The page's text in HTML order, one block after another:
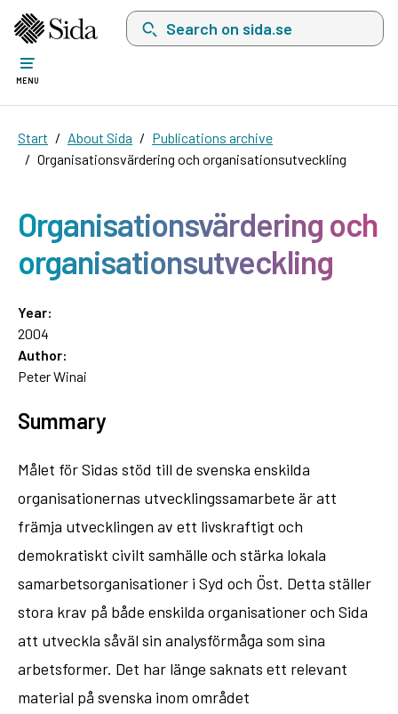
Search on sida.se, a list with search
MENU
Start About Sida
Publications archive
Organisationsvärdering och organisationsutveckling
Organisationsvärdering och
organisationsutveckling
Year:
2004
Author:
Peter Winai
Summary
Målet för Sidas stöd till de svenska enskilda
organisationernas utvecklingssamarbete är att
främja utvecklingen av ett livskraftigt och
demokratiskt civilt samhälle och stärka lokala
samarbetsorganisationer i Syd och Öst. Detta ställer
stora krav på både enskilda organisationer och Sida
att utveckla såväl sin analysförmåga som sina
arbetsformer. Det har länge saknats ett relevant
material på svenska inom området